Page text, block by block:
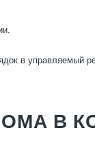
в управляемый
В